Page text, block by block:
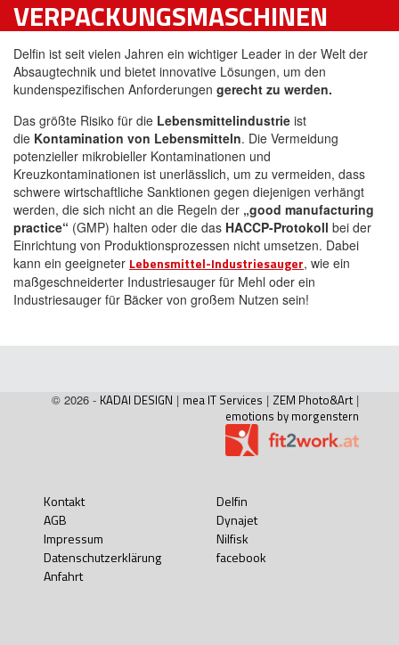
VERPACKUNGSMASCHINEN
Delfin ist seit vielen Jahren ein wichtiger Leader in der Welt der
Absaugtechnik und bietet innovative Lösungen, um den
kundenspezifischen Anforderungen gerecht zu werden.
Das größte Risiko für die Lebensmittelindustrie ist
die Kontamination von Lebensmitteln. Die Vermeidung
potenzieller mikrobieller Kontaminationen und
Kreuzkontaminationen ist unerlässlich, um zu vermeiden, dass
schwere wirtschaftliche Sanktionen gegen diejenigen verhängt
werden, die sich nicht an die Regeln der „good manufacturing
practice“ (GMP) halten oder die das HACCP-Protokoll bei der
Einrichtung von Produktionsprozessen nicht umsetzen. Dabei
kann ein geeigneter Lebensmittel-Industriesauger, wie ein
maßgeschneiderter Industriesauger für Mehl oder ein
Industriesauger für Bäcker von großem Nutzen sein!
© 2026 - KADAI DESIGN | mea IT Services | ZEM Photo&Art |
emotions by morgenstern
Kontakt
AGB
Impressum
Datenschutzerklärung
Anfahrt
Delfin
Dynajet
Nilfisk
facebook